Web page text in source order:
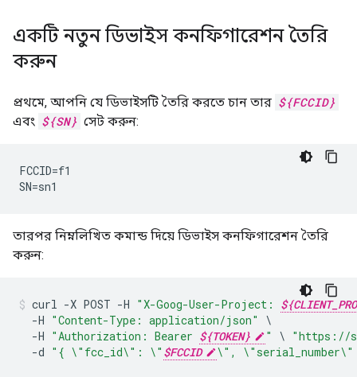
একটি নতুন ডিভাইস কনফিগারেশন তৈরি
করুন
প্রথমে, আপনি যে ডিভাইসটি তৈরি করতে চান তার ${FCCID}
এবং ${SN} সেট করুন:
FCCID=f1
SN=sn1
তারপর নিম্নলিখিত কমান্ড দিয়ে ডিভাইস কনফিগারেশন তৈরি
করুন:
curl -X POST -H "X-Goog-User-Project:
-H "Content-Type: application/json"
-H "Authorization: Bearer ${TOKEN} " \ "https://
-d "{ \" fcc_id\" : \" $FCCID \" , \"serial_number\"